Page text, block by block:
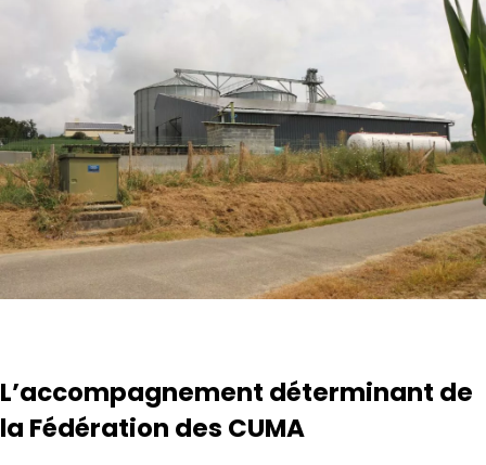
L’accompagnement déterminant de
la Fédération des CUMA